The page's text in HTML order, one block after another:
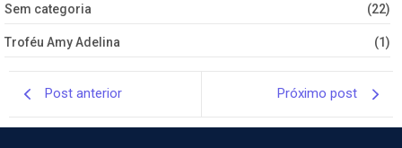
Sem categoria (22)
Troféu Amy Adelina (1)
Post anterior Próximo post